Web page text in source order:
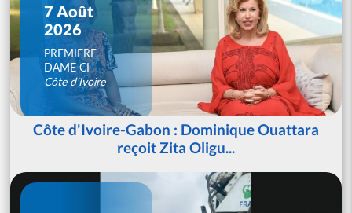
7 Août
2026
PREMIERE
DAME CI
Côte d'Ivoire
Côte d'Ivoire-Gabon : Dominique Ouattara
reçoit Zita Oligu...